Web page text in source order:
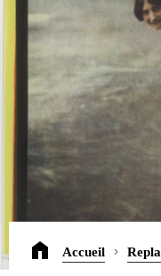
Accueil